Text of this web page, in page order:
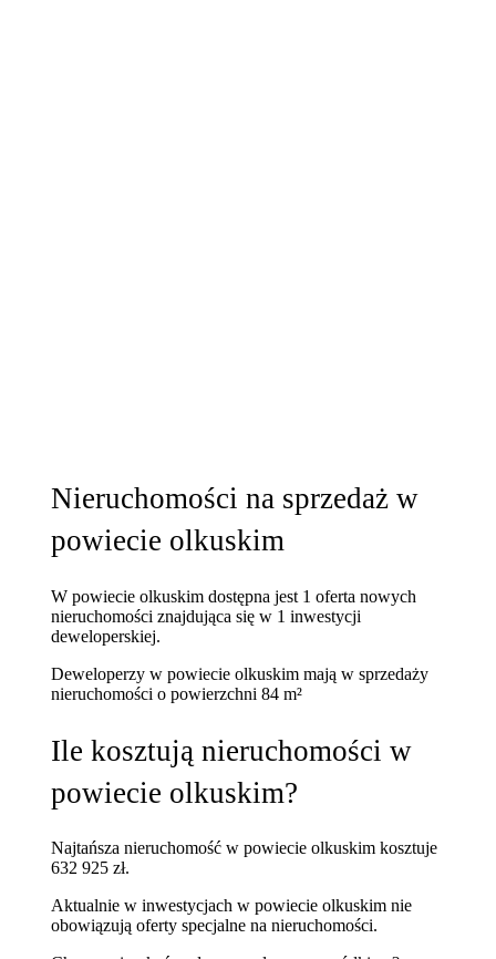
Nieruchomości na sprzedaż w
powiecie olkuskim
W powiecie olkuskim dostępna jest 1 oferta nowych
nieruchomości znajdująca się w 1 inwestycji
deweloperskiej.
Deweloperzy w powiecie olkuskim mają w sprzedaży
nieruchomościo powierzchni 84 m²
Ile kosztują nieruchomości w
powiecie olkuskim?
Najtańsza nieruchomość w powiecie olkuskim kosztuje
632 925 zł.
Aktualnie w inwestycjach w powiecie olkuskim nie
obowiązują oferty specjalne na nieruchomości.